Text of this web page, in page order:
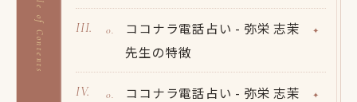
Table of Contents
ココナラ電話占い - 弥栄 志茉
先生の特徴
ココナラ電話占い - 弥栄 志茉